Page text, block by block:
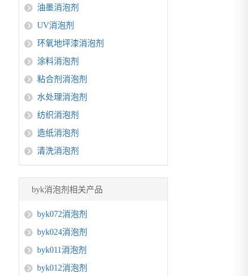
油墨消泡剂
UV消泡剂
环氧地坪漆消泡剂
涂料消泡剂
粘合剂消泡剂
水处理消泡剂
纺织消泡剂
造纸消泡剂
清洗消泡剂
byk消泡剂相关产品
byk072消泡剂
byk024消泡剂
byk011消泡剂
byk012消泡剂